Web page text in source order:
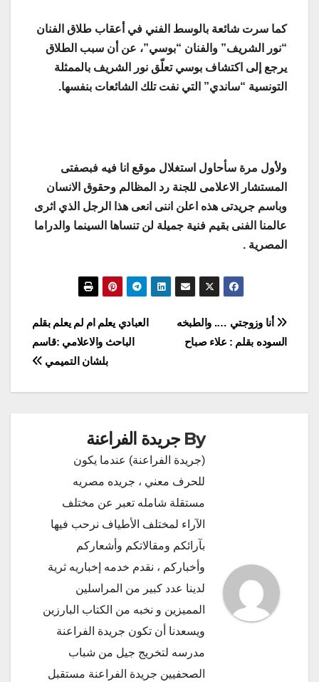
كما سرت شائعة بالوسط الفني في أعقاب طلاق الفنان
“نور الشريف” والفنان “بوسي”، عن أن سبب الطلاق
يرجع إلى اكتشاف بوسي تعلّق نور الشريف بالممثلة
التونسية “ساندي” التي نفت تلك الشائعات بنفسها.
ولأول مرة سأحاول استغلال موقع انا فيه فبصفتى
المستشار الاعلامى للجنة رد المظالم وحقوق الانسان
وباسم جريدتى هذه اعلن اننى انعى هذا الرجل الذي اثرى
عالمنا الفنى بقيم فنية جميلة لن تنساها السينما والدراما
المصرية .
تصفّح
المقالات
العبادي يعلم ام لم يعلم بقلم
الباحث والاعلامي :قاسم
بلشان التميمي
أنا وزوجتي …. والطبخه
السوده بقلم : علاء صباح
By جريدة الفراعنة
(جريدة الفراعنة) عندما يكون
للحرف معني ، جريده مصريه
مستقلة شامله تعبر عن مختلف
الآراء لمختلف الأطياف نرحب فيها
بآرائكم ومقالاتكم وأشعاركم
وأخباركم ، نقدم خدمه إخباريه ثرية
لدينا عدد كبير من المراسلين
المميزين و نخبه من الكتاب البارزين
ويسعدنا أن تكون جريدة الفراعنة
مدرسه لتخريج جيل من شباب
الصحفيين جريدة الفراعنة مستقبل